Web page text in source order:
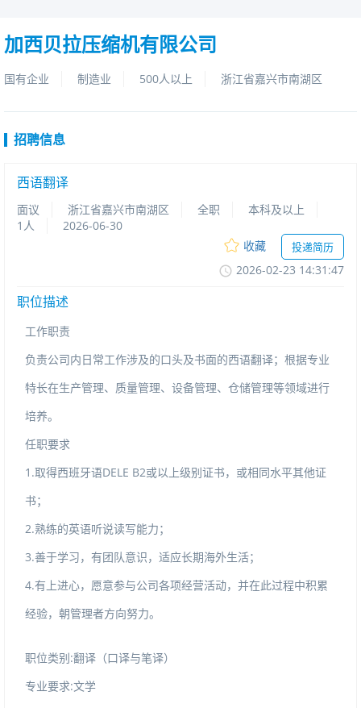
加西贝拉压缩机有限公司
国有企业 制造业 500人以上 浙江省嘉兴市南湖区
招聘信息
西语翻译
面议 浙江省嘉兴市南湖区 全职
本科及以上
1人
2026-06-30
收藏
投递简历
2026-02-2314:31:47
职位描述
工作职责
负责公司内日常工作涉及的口头及书面的西语翻译；根据专业
特长在生产管理、质量管理、设备管理、仓储管理等领域进行
培养。
任职要求
1.取得西班牙语DELEB2或以上级别证书，或相同水平其他证
书；
2.熟练的英语听说读写能力；
3.善于学习，有团队意识，适应长期海外生活；
4.有上进心，愿意参与公司各项经营活动，并在此过程中积累
经验，朝管理者方向努力。
职位类别:翻译（口译与笔译）
专业要求:文学